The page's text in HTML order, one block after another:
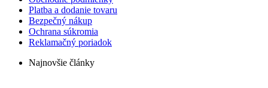
Platba a dodanie tovaru
Bezpečný nákup
Ochrana súkromia
Reklamačný poriadok
Najnovšie články